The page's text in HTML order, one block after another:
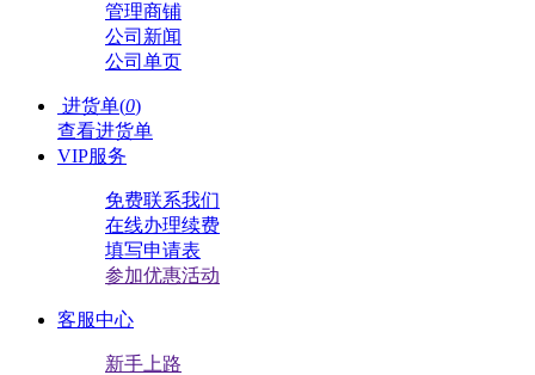
管理商铺
公司新闻
公司单页
进货单(0)
查看进货单
VIP服务
免费联系我们
在线办理续费
填写申请表
参加优惠活动
客服中心
新手上路